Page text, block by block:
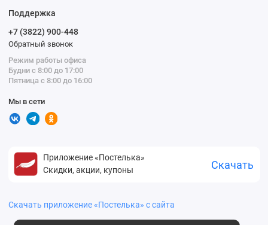
Поддержка
+7 (3822) 900-448
Обратный звонок
Режим работы офиса
Будни с 8:00 до 17:00
Пятница с 8:00 до 16:00
Мы в сети
Приложение «Постелька»
Скидки, акции, купоны
Скачать
Скачать приложение «Постелька» с сайта